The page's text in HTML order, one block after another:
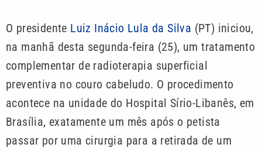
O presidente Luiz Inácio Lula da Silva (PT) iniciou,
na manhã desta segunda-feira (25), um tratamento
complementar de radioterapia superficial
preventiva no couro cabeludo. O procedimento
acontece na unidade do Hospital Sírio-Libanês, em
Brasília, exatamente um mês após o petista
passar por uma cirurgia para a retirada de um